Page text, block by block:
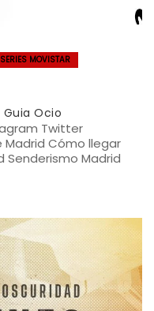
SERIES MOVISTAR
Ocio
Twitter
Madrid Cómo llegar
Senderismo Madrid